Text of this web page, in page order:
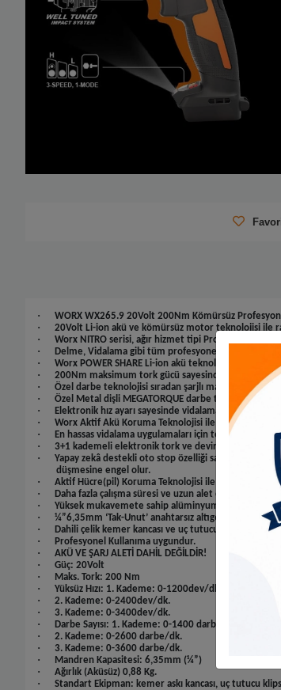
· WORX WX265.9 20Volt 200Nm Kömürsüz
· 20Volt Li-ion akü ve kömürsüz motor teknolojisi ile
· Worx NITRO serisi, ağır hizmet tipi Profesyonel
· Delme, Vidalama gibi tüm profesyonel işlerde
· Worx POWER SHARE Li-ion akü teknolojisi
· 200Nm maksimum tork gücü sayesinde üstün güç
· Özel darbe teknolojisi sıradan şarjlı matkapların
· Özel Metal dişli MEGATORQUE darbe teknolojisi
· Elektronik hız ayarı sayesinde vidalama
· Worx Aktif Akü Koruma Teknolojisi ile aşırı
· En hassas vidalama uygulamaları için tekitten devir
· 3+1 kademeli elektronik tork ve devir ayarı
·
Yapay zekâ destekli oto stop özelliği sayesinde, vida
düşmesine engel olur.
· Aktif Hücre(pil) Koruma Teknolojisi ile aşırı
· Daha fazla çalışma süresi ve uzun alet ömrü için
· Yüksek mukavemete sahip alüminyum şanzıman
· ¼”6,35mm ‘Tak-Unut’ anahtarsız altıgen uç tutucu
· Dahili çelik kemer kancası ve uç tutucu klips.
· Profesyonel Kullanıma uygundur.
· AKÜ VE ŞARJ ALETİ DAHİL DEĞİLDİR!
· Güç: 20Volt
· Maks. Tork: 200 Nm
· Yüksüz Hızı: 1. Kademe: 0-1200dev/dk.
· 2. Kademe: 0-2400dev/dk.
· 3. Kademe: 0-3400dev/dk.
· Darbe Sayısı: 1. Kademe: 0-1400 darbe/dk.
· 2. Kademe: 0-2600 darbe/dk.
· 3. Kademe: 0-3600 darbe/dk.
· Mandren Kapasitesi: 6,35mm (¼”)
· Ağırlık (Aküsüz) 0,88 Kg.
· Standart Ekipman: kemer askı kancası, uç tutucu